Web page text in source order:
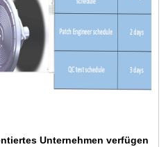
Unternehmen verfügen